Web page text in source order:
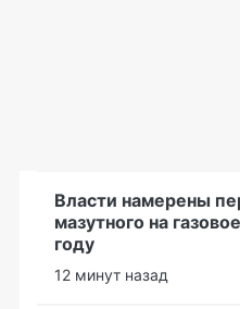
Власти намерены
мазутного на
году
12 минут назад